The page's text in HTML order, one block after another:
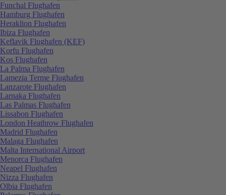
Funchal Flughafen
Hamburg Flughafen
Heraklion Flughafen
Ibiza Flughafen
Keflavik Flughafen (KEF)
Korfu Flughafen
Kos Flughafen
La Palma Flughafen
Lamezia Terme Flughafen
Lanzarote Flughafen
Larnaka Flughafen
Las Palmas Flughafen
Lissabon Flughafen
London Heathrow Flughafen
Madrid Flughafen
Malaga Flughafen
Malta International Airport
Menorca Flughafen
Neapel Flughafen
Nizza Flughafen
Olbia Flughafen